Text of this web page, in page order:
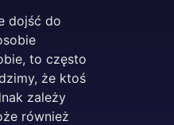
dojść do
to często
że ktoś
zależy
również